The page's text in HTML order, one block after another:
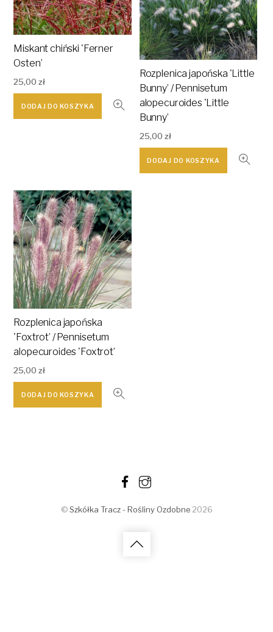
Miskant chiński 'Ferner
Osten’
25,00zł
DODAJ DO KOSZYKA
Rozplenica japońska 'Little
Bunny’ / Pennisetum
alopecuroides 'Little
Bunny’
25,00 zł
DODAJ DO KOSZYKA
Rozplenica japońska
'Foxtrot’ / Pennisetum
alopecuroides 'Foxtrot’
25,00zł
DODAJ DO KOSZYKA
© Szkółka Tracz - Rośliny Ozdobne2026